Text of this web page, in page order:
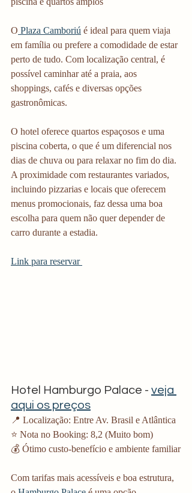
O Plaza Camboriú é ideal para quem viaja
em família ou prefere a comodidade de estar
perto de tudo. Com localização central, é
possível caminhar até a praia, aos
shoppings, cafés e diversas opções
gastronômicas.
O hotel oferece quartos espaçosos e uma
piscina coberta, o que é um diferencial nos
dias de chuva ou para relaxar no fim do dia.
A proximidade com restaurantes variados,
incluindo pizzarias e locais que oferecem
menus promocionais, faz dessa uma boa
escolha para quem não quer depender de
carro durante a estadia.
Link para reservar
Hotel Hamburgo Palace - veja
aqui os preços
📍 Localização: Entre Av. Brasil e Atlântica
⭐ Nota no Booking: 8,2 (Muito bom)
💰 Ótimo custo-benefício e ambiente familiar
Com tarifas mais acessíveis e boa estrutura,